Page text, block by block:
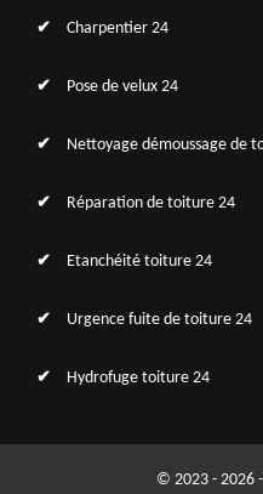
Charpentier 24
Pose de velux 24
Nettoyage démoussage de
Réparation de toiture 24
Etanchéité toiture 24
Urgence fuite de toiture 24
Hydrofuge toiture 24
© 2023 - 2026